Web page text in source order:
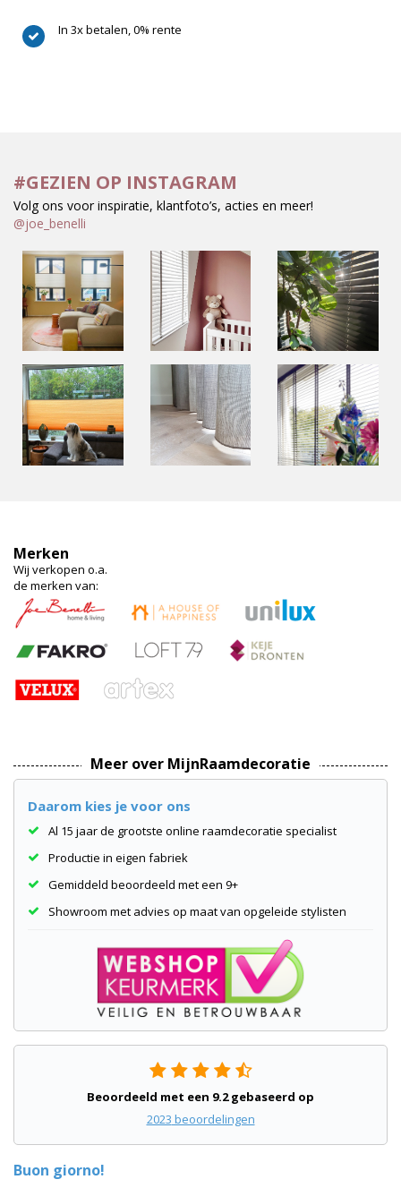
In 3x betalen,0% rente
#GEZIEN OP INSTAGRAM
Volg ons voor inspiratie, klantfoto’s, acties en meer!
@joe_benelli
Merken
Wij verkopen o.a.
de merken van:
Meer over MijnRaamdecoratie
Daarom kies je voor ons
Al 15 jaar de grootste online raamdecoratie specialist
Productie in eigen fabriek
Gemiddeld beoordeeld met een 9+
Showroom met advies op maat van opgeleide stylisten
Beoordeeld met een 9.2gebaseerd op
2023 beoordelingen
Buon giorno!